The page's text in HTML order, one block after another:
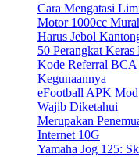
Cara Mengatasi
Motor 1000cc
Harus Jebol
50 Perangkat
Kode Referral BCA
Kegunaannya
eFootball APK
Wajib Diketahui
Merupakan
Internet 10G
Yamaha Jog 125: